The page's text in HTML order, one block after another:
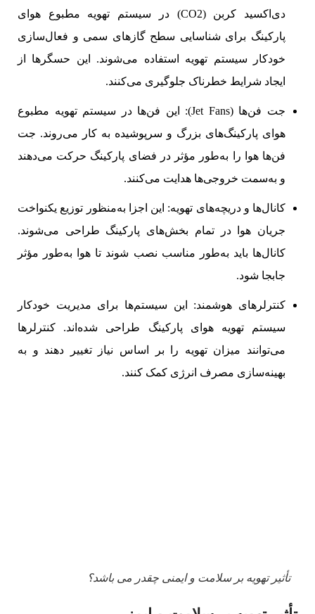
دی‌اکسید کربن (CO2) در سیستم تهویه مطبوع هوای
پارکینگ برای شناسایی سطح گازهای سمی و فعال‌سازی
خودکار سیستم تهویه استفاده می‌شوند. این حسگرها از
ایجاد شرایط خطرناک جلوگیری می‌کنند.
جت فن‌ها (Jet Fans): این فن‌ها در سیستم تهویه مطبوع
هوای پارکینگ‌های بزرگ و سرپوشیده به کار می‌روند. جت
فن‌ها هوا را به‌طور مؤثر در فضای پارکینگ حرکت می‌دهند
و به‌سمت خروجی‌ها هدایت می‌کنند.
کانال‌ها و دریچه‌های تهویه: این اجزا به‌منظور توزیع یکنواخت
جریان هوا در تمام بخش‌های پارکینگ طراحی می‌شوند.
کانال‌ها باید به‌طور مناسب نصب شوند تا هوا به‌طور مؤثر
جابجا شود.
کنترلرهای هوشمند: این سیستم‌ها برای مدیریت خودکار
سیستم تهویه هوای پارکینگ طراحی شده‌اند. کنترلرها
می‌توانند میزان تهویه را بر اساس نیاز تغییر دهند و به
بهینه‌سازی مصرف انرژی کمک کنند.
تأثیر تهویه بر سلامت و ایمنی چقدر می باشد؟